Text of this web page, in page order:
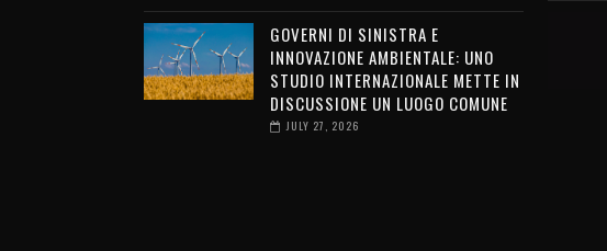
GOVERNI DI SINISTRA E
INNOVAZIONE AMBIENTALE: UNO
STUDIO INTERNAZIONALE METTE IN
DISCUSSIONE UN LUOGO COMUNE
JULY 27, 2026